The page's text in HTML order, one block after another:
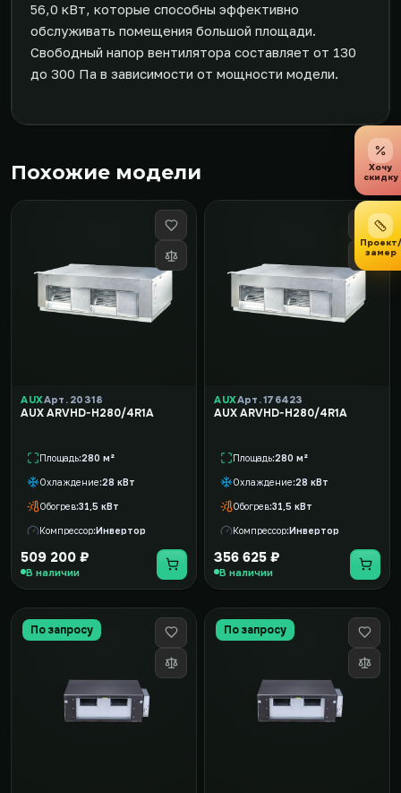
56,0 кВт, которые способны эффективно
обслуживать помещения большой площади.
Свободный напор вентилятора составляет от 130
до 300 Па в зависимости от мощности модели.
Похожие модели
AUXАрт. 20318
AUX ARVHD-H280/4R1A
Площадь 280 м²
Охлаждение 28 кВт
Обогрев 31,5 кВт
Компрессор Инвертор
509 200 ₽
В наличии
AUXАрт. 176423
AUX ARVHD-H280/4R1A
Площадь 280 м²
Охлаждение 28 кВт
Обогрев 31,5 кВт
Компрессор Инвертор
356 625 ₽
В наличии
По запросу По запросу
Хочу
скидку
Проект/
замер